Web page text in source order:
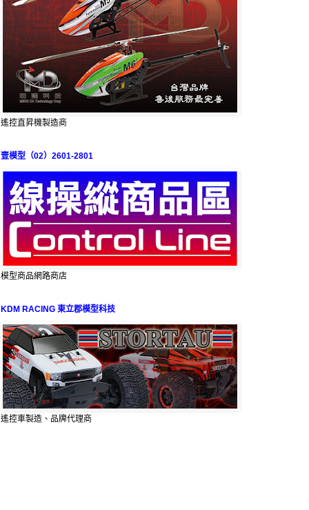
遙控直昇機製造商
壹模型（02）2601-2801
模型商品網路商店
KDM RACING 東立郡模型科技
遙控車製造、品牌代理商